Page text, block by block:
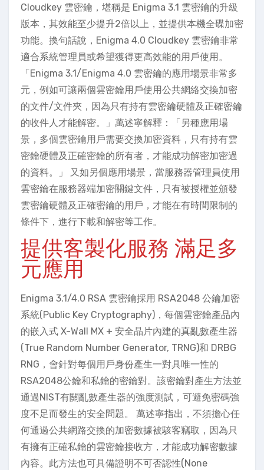
Cloudkey 雲密鑰，堪稱是 Enigma 3.1 雲密鑰的升級
版本，其效能至少提升2倍以上，並提供本機全碟加密
功能。換句話說，Enigma 4.0 Cloudkey 雲密鑰非常
適合系統管理員或希望獲得更高效能的用戶使用。
「Enigma 3.1/Enigma 4.0 雲密鑰的應用場景非常多
元，例如可讓兩個雲密鑰用戶使用公共網絡交換加密
的文件/文件夾，因為只有持有雲密鑰硬體及正確密鑰
的收件人才能解密。」萬述寧解釋：「另種應用場
景，多個雲密鑰用戶需要交換加密資料，只有持有雲
密鑰硬體及正確密鑰的所有者，才能成功解密加密過
的資料。」 又如另個應用場景，當服務器管理員使用
雲密鑰在服務器端加密關鍵文件，只有被授權並頒發
雲密鑰硬體及正確密鑰的用戶，才能在有時間限制的
條件下，進行下載和解密等工作。
提供客製化服務 滿足多
元應用
Enigma 3.1/4.0 RSA 雲密鑰採用 RSA2048 公鑰加密
系統(Public Key Cryptography)，每個雲密鑰產品內
的嵌入式 X-Wall MX + 安全晶片內建的真亂數產生器
(True Random Number Generator, TRNG)和 DRBG
RNG，會針對每個用戶身份產生一對具唯一性的
RSA2048公鑰和私鑰的密鑰對。該密鑰對產生方法並
通過NIST有關亂數產生器的強度測試，可避免密碼強
度不足而發生的安全問題。 萬述寧指出，不須擔心任
何通過公共網路交換的加密數據被駭客竊取，因為只
有擁有正確私鑰的雲密鑰接收方，才能成功解密數據
內容。此方法也可具備證明不可否認性(None